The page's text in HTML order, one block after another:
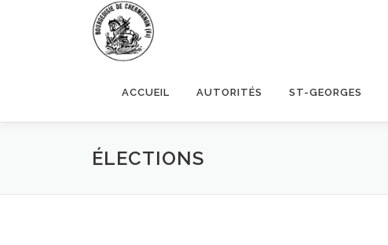
ACCUEIL AUTORITÉS ST-GEORGES
ÉLECTIONS